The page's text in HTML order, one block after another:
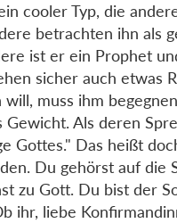
cooler Typ, die
betrachten ihn als
ist er ein Prophet
sicher auch etwas
muss ihm
Als deren
Gottes." Das heißt
Du gehörst auf die
zu Gott. Du bist der
ihr, liebe